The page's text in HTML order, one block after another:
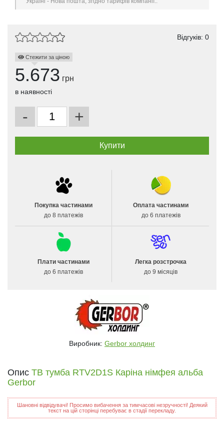
Відгуків: 0
Стежити за ціною
5.673 грн
в наявності
- +
Покупка частинами
до 8 платежів
Оплата частинами
до 6 платежів
Плати частинами
до 6 платежів
Легка розстрочка
до 9 місяців
Виробник: Gerbor холдинг
Опис ТВ тумба RTV2D1S Каріна німфея альба
Gerbor
Шановні відвідувачі! Просимо вибачення за тимчасові незручності! Деякий
текст на цій сторінці перебуває в стадії перекладу.